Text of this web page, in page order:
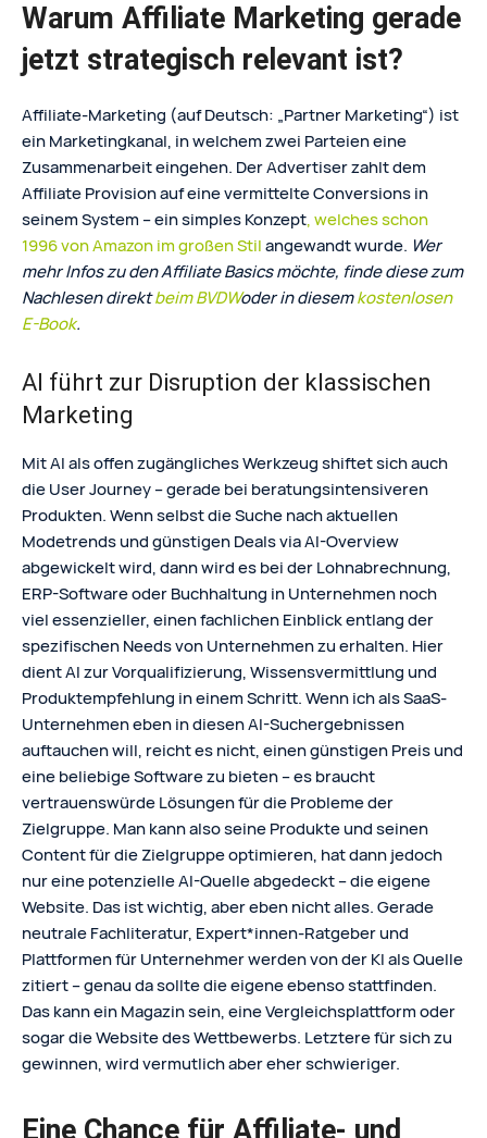
Warum Affiliate Marketing gerade
jetzt strategisch relevant ist?
Affiliate-Marketing (auf Deutsch: „Partner Marketing“) ist
ein Marketingkanal, in welchem zwei Parteien eine
Zusammenarbeit eingehen. Der Advertiser zahlt dem
Affiliate Provision auf eine vermittelte Conversions in
seinem System – ein simples Konzept, welches schon
1996 von Amazon im großen Stilangewandt wurde. Wer
mehr Infos zu den Affiliate Basics möchte, finde diese zum
Nachlesen direktbeim BVDWoder in diesemkostenlosen
E-Book.
AI führt zur Disruption der klassischen
Marketing
Mit AI als offen zugängliches Werkzeug shiftet sich auch
die User Journey – gerade bei beratungsintensiveren
Produkten. Wenn selbst die Suche nach aktuellen
Modetrends und günstigen Deals via AI-Overview
abgewickelt wird, dann wird es bei der Lohnabrechnung,
ERP-Software oder Buchhaltung in Unternehmen noch
viel essenzieller, einen fachlichen Einblick entlang der
spezifischen Needs von Unternehmen zu erhalten. Hier
dient AI zur Vorqualifizierung, Wissensvermittlung und
Produktempfehlung in einem Schritt. Wenn ich als SaaS-
Unternehmen eben in diesen AI-Suchergebnissen
auftauchen will, reicht es nicht, einen günstigen Preis und
eine beliebige Software zu bieten – es braucht
vertrauenswürde Lösungen für die Probleme der
Zielgruppe. Man kann also seine Produkte und seinen
Content für die Zielgruppe optimieren, hat dann jedoch
nur eine potenzielle AI-Quelle abgedeckt – die eigene
Website. Das ist wichtig, aber eben nicht alles. Gerade
neutrale Fachliteratur, Expert*innen-Ratgeber und
Plattformen für Unternehmer werden von der KI als Quelle
zitiert – genau da sollte die eigene ebenso stattfinden.
Das kann ein Magazin sein, eine Vergleichsplattform oder
sogar die Website des Wettbewerbs. Letztere für sich zu
gewinnen, wird vermutlich aber eher schwieriger.
Eine Chance für Affiliate- und